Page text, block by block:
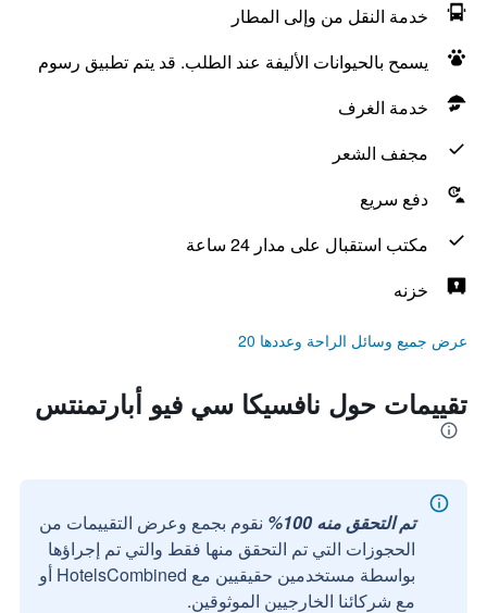
خدمة النقل من وإلى المطار
يسمح بالحيوانات الأليفة عند الطلب. قد يتم تطبيق رسوم
خدمة الغرف
مجفف الشعر
دفع سريع
مكتب استقبال على مدار 24 ساعة
خزنه
عرض جميع وسائل الراحة وعددها 20
تقييمات حول نافسيكا سي فيو أبارتمنتس
تم التحقق منه 100%
نقوم بجمع وعرض التقييمات من
الحجوزات التي تم التحقق منها فقط والتي تم إجراؤها
بواسطة مستخدمين حقيقيين مع HotelsCombined أو
مع شركائنا الخارجيين الموثوقين.